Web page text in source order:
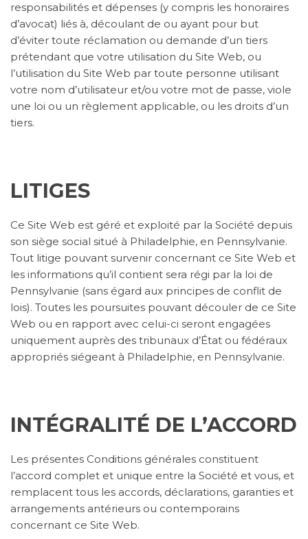
responsabilités et dépenses (y compris les honoraires
d’avocat) liés à, découlant de ou ayant pour but
d’éviter toute réclamation ou demande d’un tiers
prétendant que votre utilisation du Site Web, ou
l’utilisation du Site Web par toute personne utilisant
votre nom d’utilisateur et/ou votre mot de passe, viole
une loi ou un règlement applicable, ou les droits d’un
tiers.
LITIGES
Ce Site Web est géré et exploité par la Société depuis
son siège social situé à Philadelphie, en Pennsylvanie.
Tout litige pouvant survenir concernant ce Site Web et
les informations qu’il contient sera régi par la loi de
Pennsylvanie (sans égard aux principes de conflit de
lois). Toutes les poursuites pouvant découler de ce Site
Web ou en rapport avec celui-ci seront engagées
uniquement auprès des tribunaux d’État ou fédéraux
appropriés siégeant à Philadelphie, en Pennsylvanie.
INTÉGRALITÉ DE L’ACCORD
Les présentes Conditions générales constituent
l’accord complet et unique entre la Société et vous, et
remplacent tous les accords, déclarations, garanties et
arrangements antérieurs ou contemporains
concernant ce Site Web.